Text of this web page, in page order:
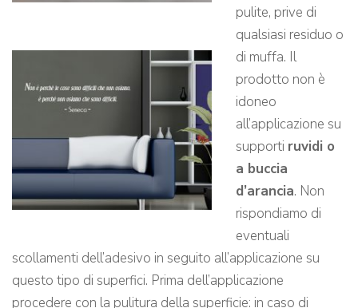
pulite, prive di
qualsiasi residuo o
di muffa. Il
prodotto non è
idoneo
all’applicazione su
supporti ruvidi o
a buccia
d’arancia. Non
rispondiamo di
eventuali
scollamenti dell’adesivo in seguito all’applicazione su
questo tipo di superfici. Prima dell’applicazione
procedere con la pulitura della superficie: in caso di